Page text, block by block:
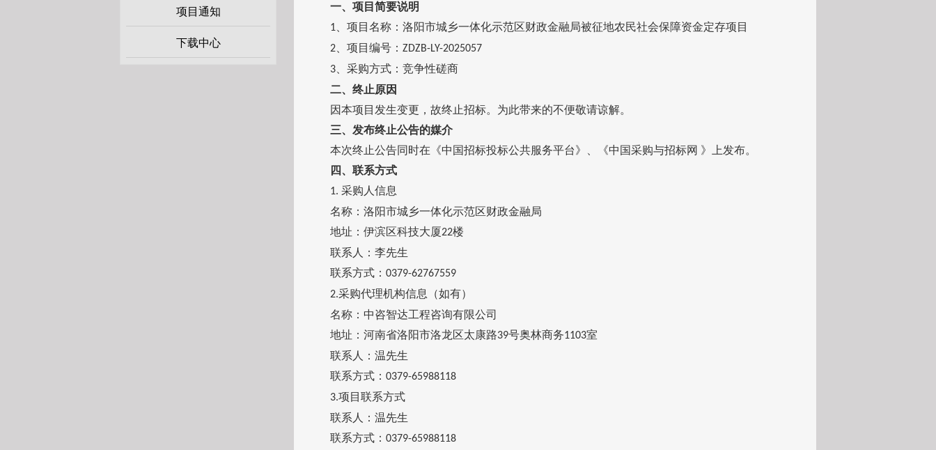
项目通知
下载中心
一、项目简要说明
1 、项目名称：洛阳市城乡一体化示范区财政金融局被征地农民社会保障资金定存项目
2 、项目编号： ZDZB-LY-2025057
3
采购方式：竞争性磋商
二、终止原因
因本项目发生变更，故终止招标。为此带来的不便敬请谅解。
三、发布终止公告的媒介
本次终止公告同时在《中国招标投标公共服务平台》、《中国采购与招标网 》上发布。
四、联系方式
1. 采购人信息
名称：洛阳市城乡一体化示范区财政金融局
地址：伊滨区科技大厦22楼
联系人：李先生
联系方式： 0379-62767559
2.采购代理机构信息（如有）
名称：中咨智达工程咨询有限公司
地址：河南省洛阳市洛龙区太康路39号奥林商务1103室
联系人：温先生
联系方式： 0379-65988118
3.项目联系方式
联系人：温先生
联系方式： 0379-65988118